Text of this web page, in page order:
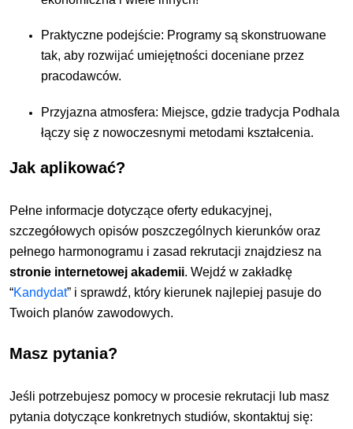
Praktyczne podejście: Programy są skonstruowane
tak, aby rozwijać umiejętności doceniane przez
pracodawców.
Przyjazna atmosfera: Miejsce, gdzie tradycja Podhala
łączy się z nowoczesnymi metodami kształcenia.
Jak aplikować?
Pełne informacje dotyczące oferty edukacyjnej,
szczegółowych opisów poszczególnych kierunków oraz
pełnego harmonogramu i zasad rekrutacji znajdziesz na
stronie internetowej akademii. Wejdź w zakładkę
“Kandydat” i sprawdź, który kierunek najlepiej pasuje do
Twoich planów zawodowych.
Masz pytania?
Jeśli potrzebujesz pomocy w procesie rekrutacji lub masz
pytania dotyczące konkretnych studiów, skontaktuj się: